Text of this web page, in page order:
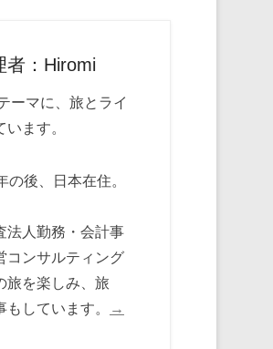
者：Hiromi
ーマに、旅とライ
ます。
の後、日本在住。
法人勤務・会計事
コンサルティング
旅を楽しみ、旅
しています。
→